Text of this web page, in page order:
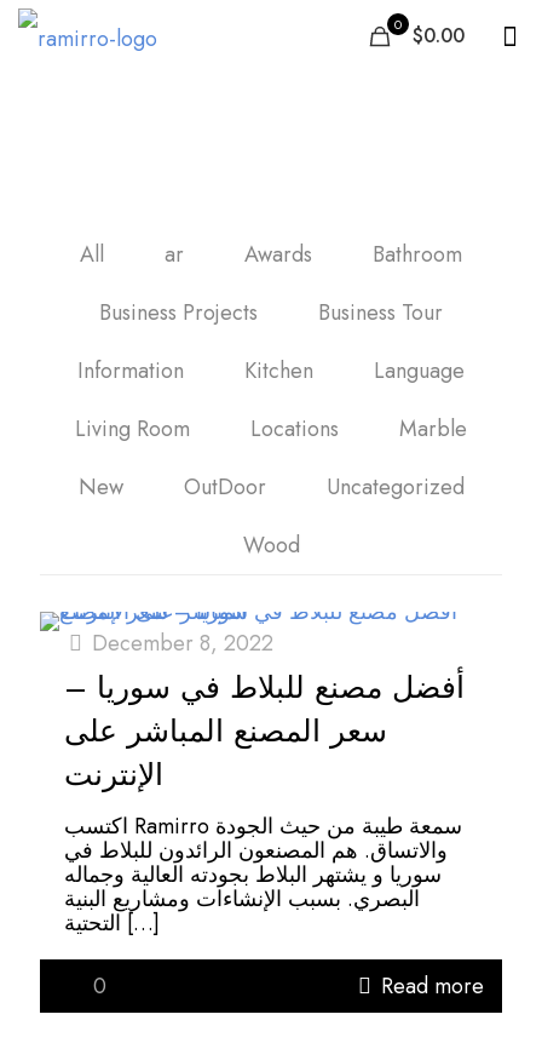
0 $0.00
All ar Awards
Bathroom
Business Projects
Business Tour
Information
Kitchen
Language
Living Room
Locations
Marble
New
OutDoor
Uncategorized
Wood
December 8, 2022
أفضل مصنع للبلاط في سوريا –
سعر المصنع المباشر على
الإنترنت
اكتسب Ramirro سمعة طيبة من حيث الجودة
والاتساق. هم المصنعون الرائدون للبلاط في
سوريا و يشتهر البلاط بجودته العالية وجماله
البصري. بسبب الإنشاءات ومشاريع البنية
التحتية[…]
0
Read more